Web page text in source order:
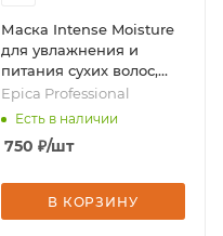
Маска Intense Moisture
для увлажнения и
питания сухих волос,
250 мл, бренд - Epica
Professional
Epica Professional
Есть в наличии
750 ₽/шт
В КОРЗИНУ